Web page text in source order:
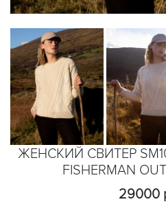
ЖЕНСКИЙ СВИТЕР
FISHERMAN
29000